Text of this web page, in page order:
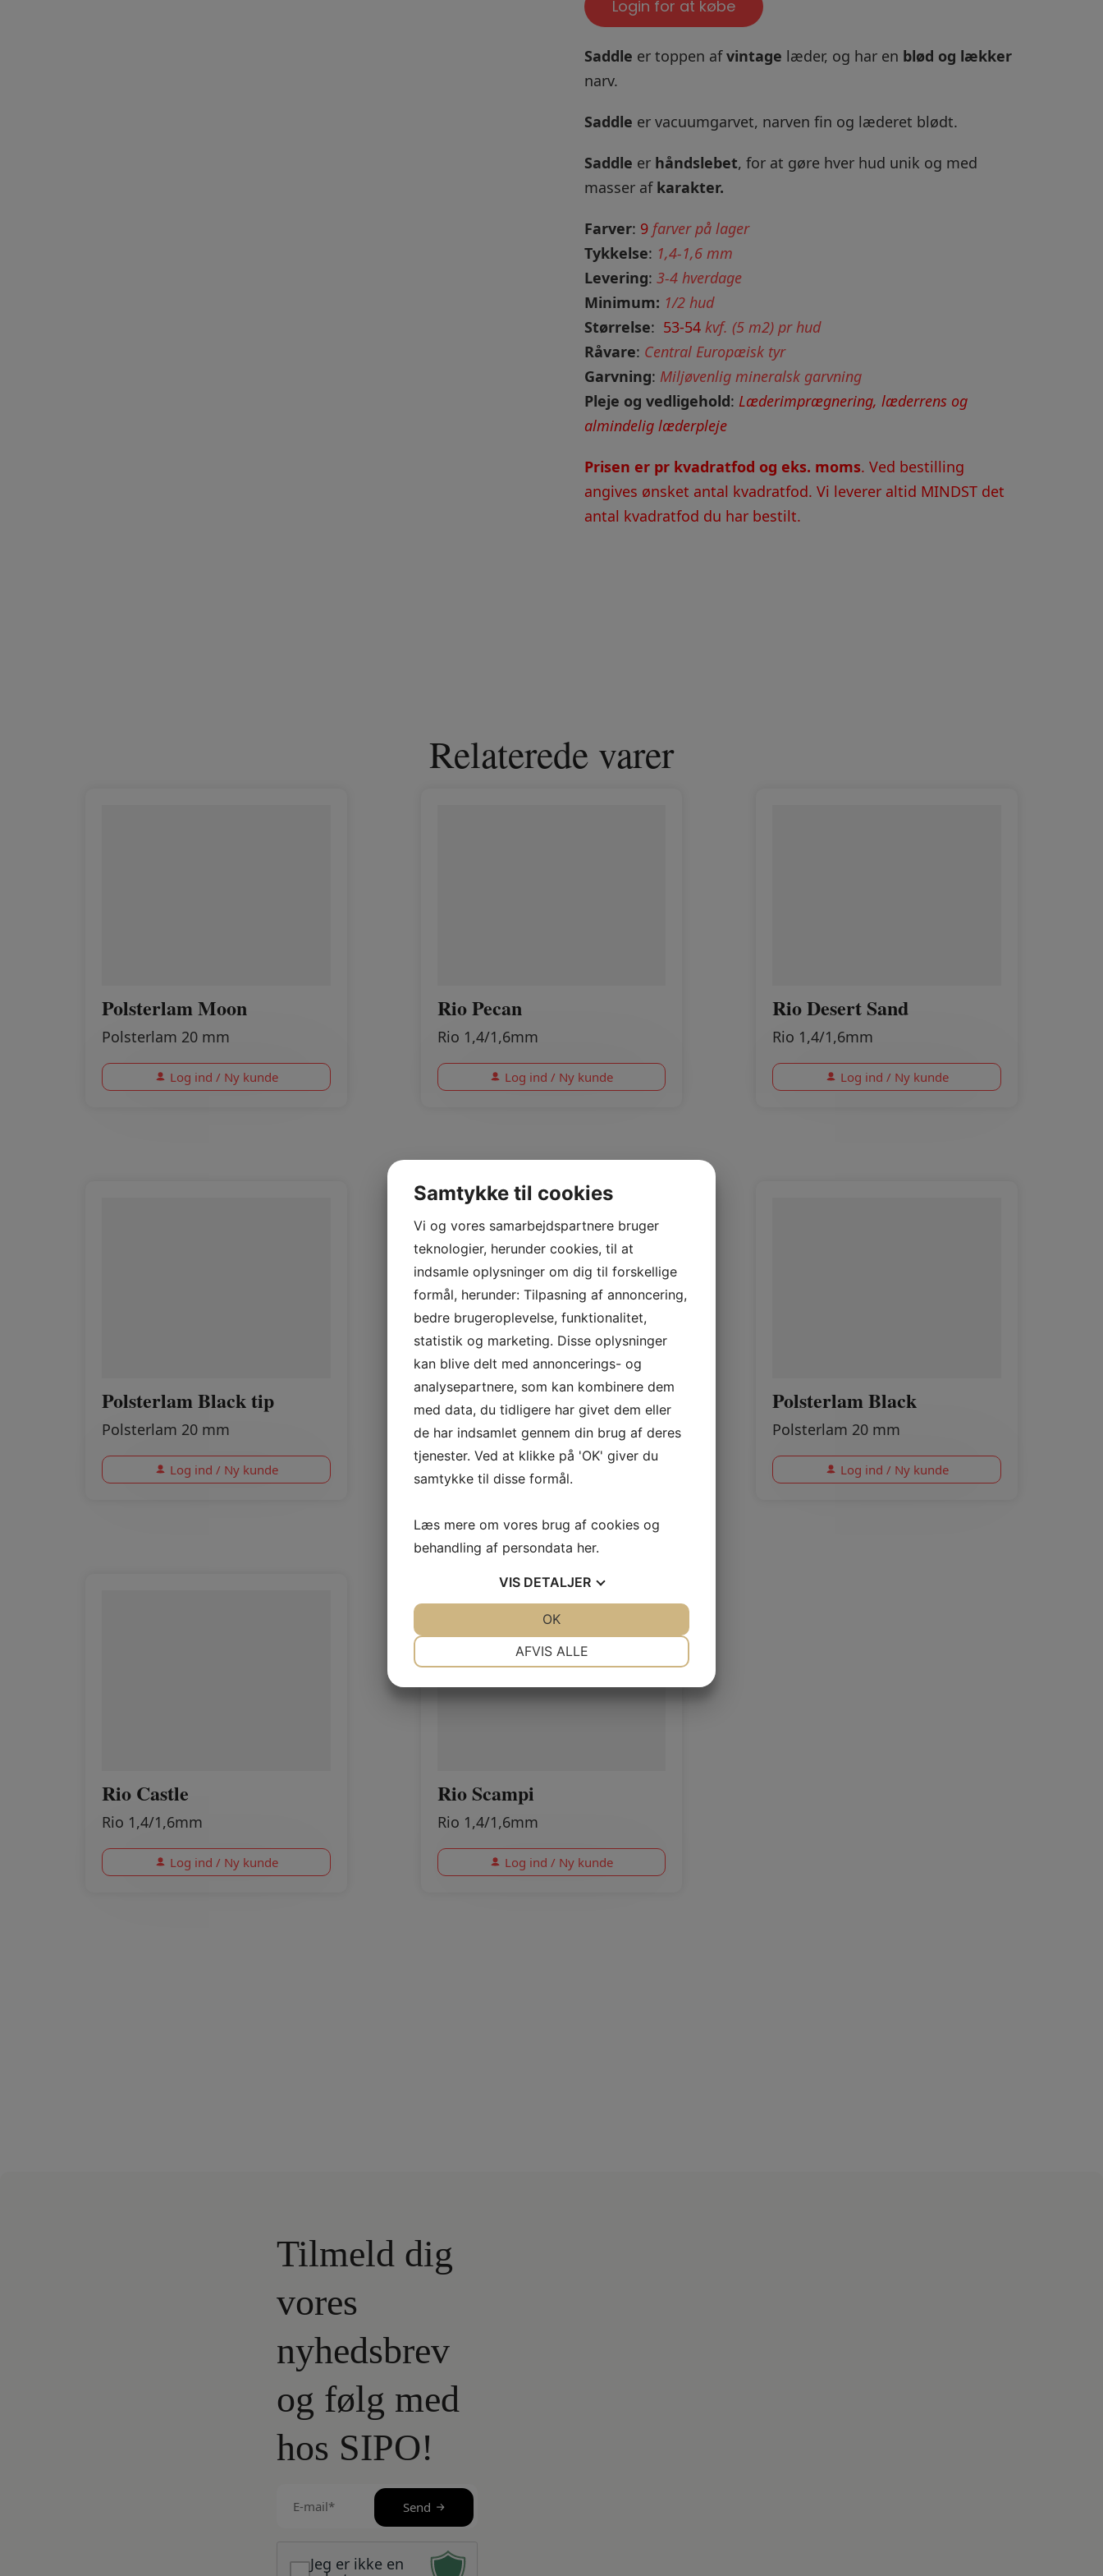
Login for at købe
Saddle er toppen afvintage læder, og har en blød og lækker
narv.
Saddle er vacuumgarvet, narven fin og læderet blødt.
Saddle er håndslebet, for at gøre hver hud unik og med
masser af karakter.
Farver: 9 farver på lager
Tykkelse: 1,4-1,6 mm
Levering: 3-4 hverdage
Minimum: 1/2 hud
Størrelse: 53-54 kvf. (5 m2) pr hud
Råvare: Central Europæisk tyr
Garvning: Miljøvenlig mineralsk garvning
Pleje og vedligehold: Læderimprægnering, læderrens og
almindelig læderpleje
Prisen er pr kvadratfod og eks. moms. Ved bestilling
angives ønsket antal kvadratfod. Vi leverer altid MINDST det
antal kvadratfod du har bestilt.
Relaterede varer
Polsterlam Moon
Polsterlam 20 mm
Log ind / Ny kunde
Rio Pecan
Rio 1,4/1,6mm
Log ind / Ny kunde
Rio Desert Sand
Rio 1,4/1,6mm
Log ind / Ny kunde
Polsterlam Black tip
Polsterlam 20 mm
Log ind / Ny kunde
Polsterlam Honey
Polsterlam 20 mm
Log ind / Ny kunde
Polsterlam Black
Polsterlam 20 mm
Log ind / Ny kunde
Rio Castle
Rio 1,4/1,6mm
Log ind / Ny kunde
Rio Scampi
Rio 1,4/1,6mm
Log ind / Ny kunde
Tilmeld dig
vores
nyhedsbrev
og følg med
hos SIPO!
mail
Jeg er ikke en
Send
Samtykke til cookies
Vi og vores samarbejdspartnere bruger
teknologier, herunder cookies, til at
indsamle oplysninger om dig til forskellige
formål, herunder: Tilpasning af annoncering,
bedre brugeroplevelse, funktionalitet,
statistik og marketing. Disse oplysninger
kan blive delt med annoncerings- og
analysepartnere, som kan kombinere dem
med data, du tidligere har givet dem eller
de har indsamlet gennem din brug af deres
tjenester. Ved at klikke på 'OK' giver du
samtykke til disse formål.
Læs mere om vores brug af cookies og
behandling af persondata her.
VIS DETALJER
AFVIS ALLE
OK